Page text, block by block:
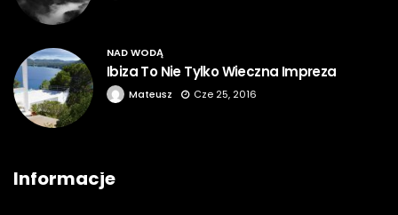
NAD WODĄ
Ibiza To Nie Tylko Wieczna Impreza
Mateusz Cze 25, 2016
Informacje